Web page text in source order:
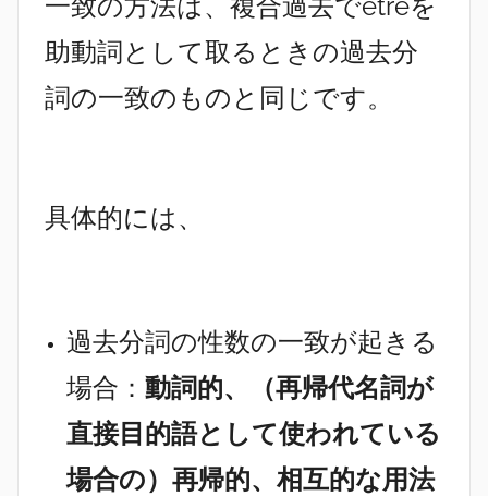
助動詞として取るときの過去分
詞の一致のものと同じです。
具体的には、
過去分詞の性数の一致が起きる
場合： 動詞的、（再帰代名詞が
直接目的語として使われている
場合の）再帰的、相互的な用法